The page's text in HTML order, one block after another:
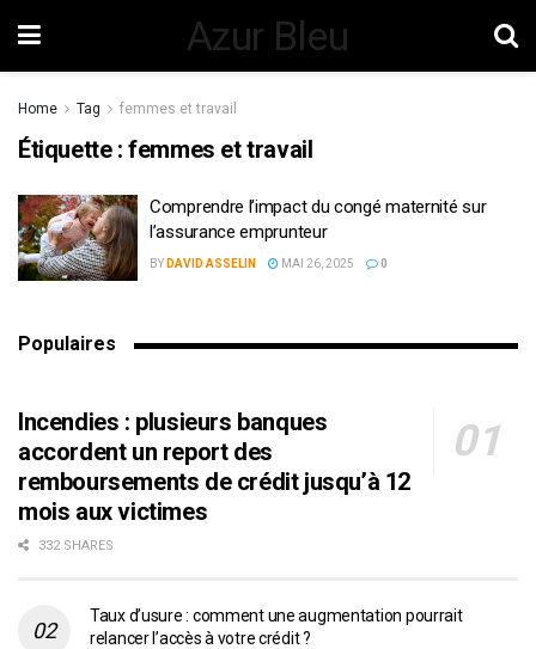
Azur Bleu
Home Tag femmes et travail
Étiquette :femmes et travail
Comprendre l’impact du congé maternité sur
l’assurance emprunteur
BY DAVID ASSELIN MAI 26, 2025 0
Populaires
Incendies : plusieurs banques
accordent un report des
remboursements de crédit jusqu’à 12
mois aux victimes
332 SHARES
Taux d’usure : comment une augmentation pourrait
relancer l’accès à votre crédit ?